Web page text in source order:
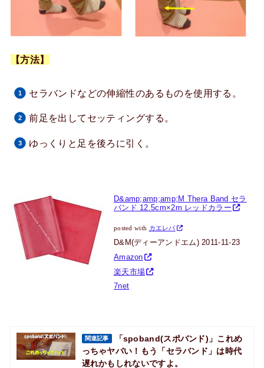
【方法】
セラバンドなどの伸縮性のあるものを使用する。
前足を出してセッティングする。
ゆっくりと足を後ろに引く。
D&amp;amp;amp;M Thera Band セラ
バンド 12.5cm×2m レッドカラー
posted with カエレバ
D&M(ディーアンドエム) 2011-11-23
Amazon
楽天市場
7net
関連記事
「spoband(スポバンド)」これめ
っちゃヤバい！もう「セラバンド」は時代
遅れかもしれないですよ。